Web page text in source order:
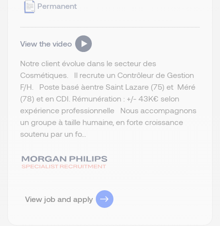
Permanent
View the video
Notre client évolue dans le secteur des
Cosmétiques. Il recrute un Contrôleur de Gestion
F/H. Poste basé àentre Saint Lazare (75) et Méré
(78) et en CDI. Rémunération : +/- 43K€ selon
expérience professionnelle Nous accompagnons
un groupe à taille humaine, en forte croissance
soutenu par un fo...
View job and apply